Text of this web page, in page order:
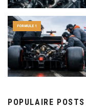
FORMULE 1
POPULAIRE POSTS